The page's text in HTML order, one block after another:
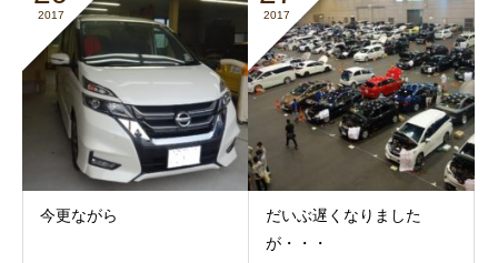
2017
今更ながら
2017
だいぶ遅くなりました
が・・・